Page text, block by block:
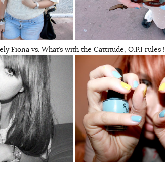
Fiona vs. What’s with the Cattitude, O.P.I rules !